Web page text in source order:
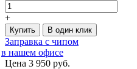
+
Купить В один клик
Заправка с чипом
в нашем офисе
Цена 3 950 руб.